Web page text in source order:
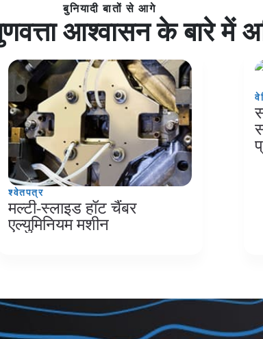
बुनियादी बातों से आगे
आश्वासन के बारे में
श्वेतपत्र
मल्टी-स्लाइड हॉट चैंबर
एल्युमिनियम मशीन